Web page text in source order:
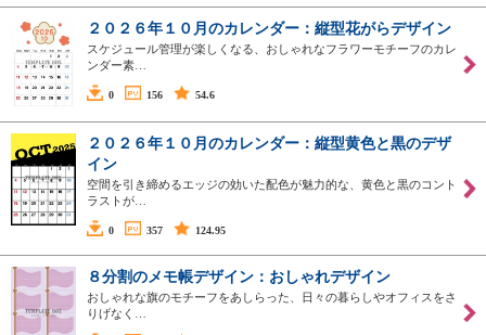
２０２６年１０月のカレンダー：縦型花がらデザイン
スケジュール管理が楽しくなる、おしゃれなフラワーモチーフのカレ
ンダー素…
0 156 54.6
２０２６年１０月のカレンダー：縦型黄色と黒のデザ
イン
空間を引き締めるエッジの効いた配色が魅力的な、黄色と黒のコント
ラストが…
0 357 124.95
８分割のメモ帳デザイン：おしゃれデザイン
おしゃれな旗のモチーフをあしらった、日々の暮らしやオフィスをさ
りげなく…